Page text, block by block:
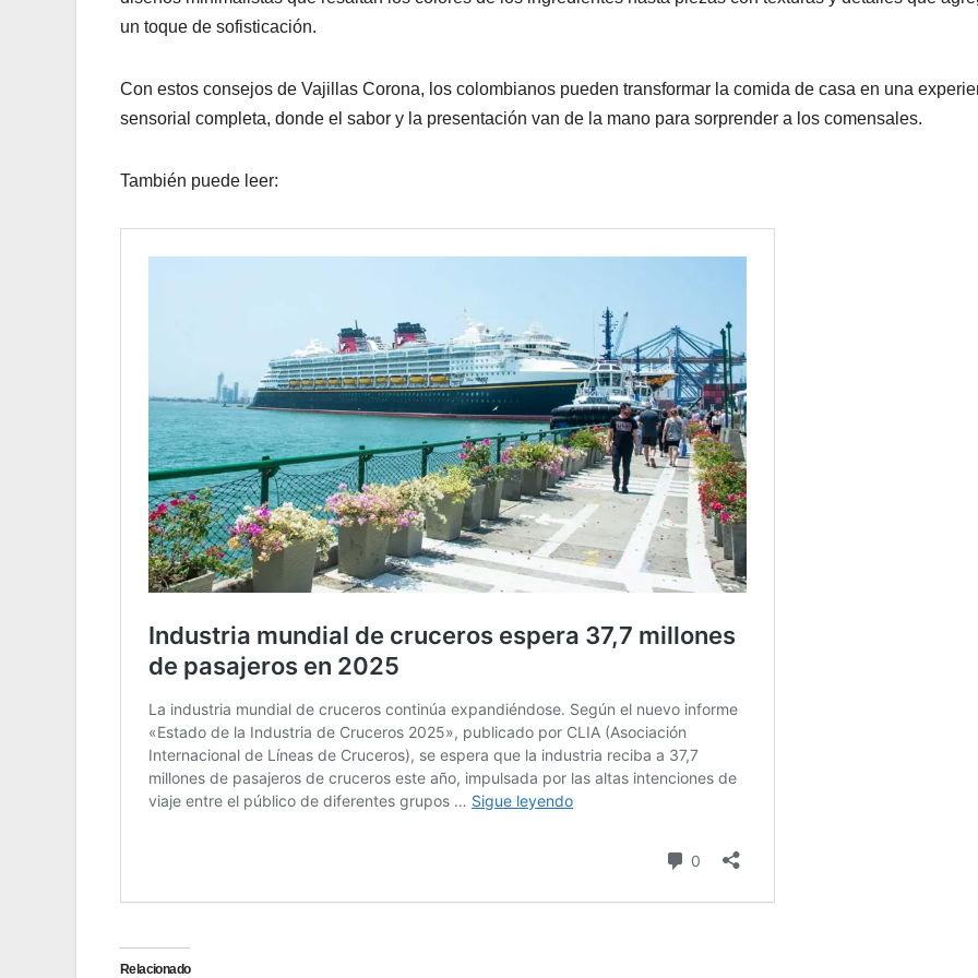
un toque de sofisticación.
Con estos consejos de Vajillas Corona, los colombianos pueden transformar la comida de casa en una
sensorial completa, donde el sabor y la presentación van de la mano para sorprender a los comensales.
También puede leer:
Relacionado